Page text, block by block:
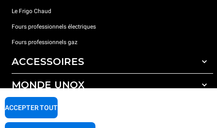
Le Frigo Chaud
Fours professionnels électriques
Fours professionnels gaz
ACCESSOIRES
Tous les accessoires
Détergents pour lavage automatique
Détergents pour lavage manuel
MONDE UNOX
Nos bureaux dans le monde
SUPPORT
ACCEPTER TOUT